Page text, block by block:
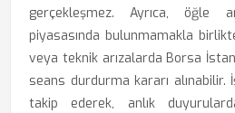
gerçekleşmez. Ayrıca, öğle
piyasasında bulunmamakla
veya teknik arızalarda Borsa
seans durdurma kararı alınabilir.
takip ederek, anlık